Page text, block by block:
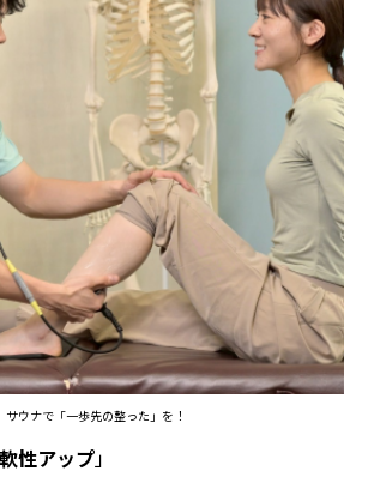
ウナで「一歩先の整った」を！
性アップ」